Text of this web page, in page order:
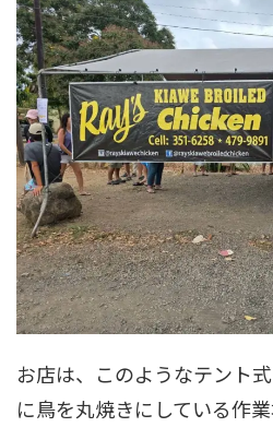
お店は、このようなテント
に鳥を丸焼きにしている作